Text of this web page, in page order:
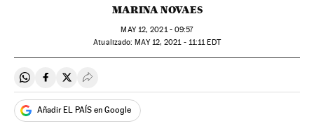
MARINA NOVAES
MAY12, 2021 - 09:57
atualizado: MAY12, 2021 - 11:11EDT
Compartir en Whatsapp
Compartir en Facebook
Compartir en Twitter
Desplegar Redes Sociales
Añadir EL PAÍS en Google